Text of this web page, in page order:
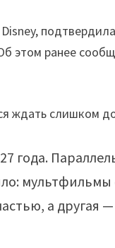
этом ранее
года.
мультфильмы
а другая